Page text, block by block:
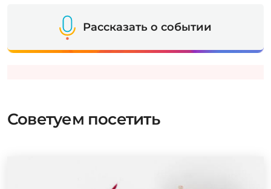
Рассказать о событии
Советуем посетить